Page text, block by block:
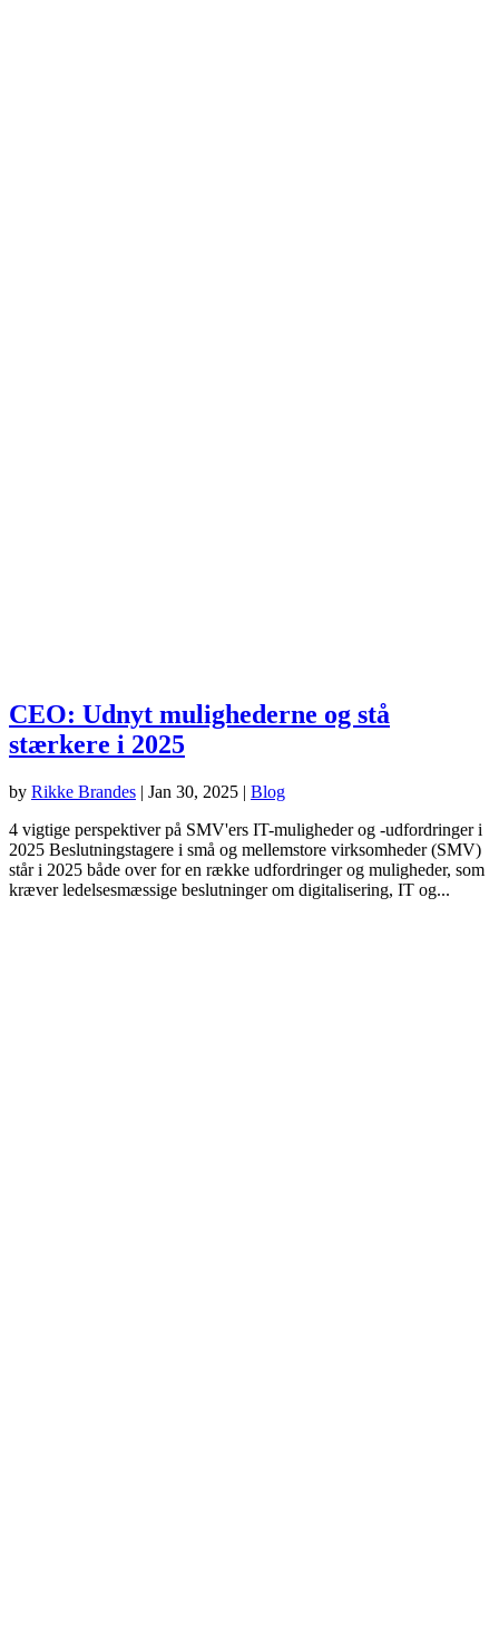
CEO: Udnyt mulighederne og stå
stærkere i 2025
by Rikke Brandes | Jan 30, 2025 | Blog
4 vigtige perspektiver på SMV'ers IT-muligheder og -udfordringer i
2025 Beslutningstagere i små og mellemstore virksomheder (SMV)
står i 2025 både over for en række udfordringer og muligheder, som
kræver ledelsesmæssige beslutninger om digitalisering, IT og...